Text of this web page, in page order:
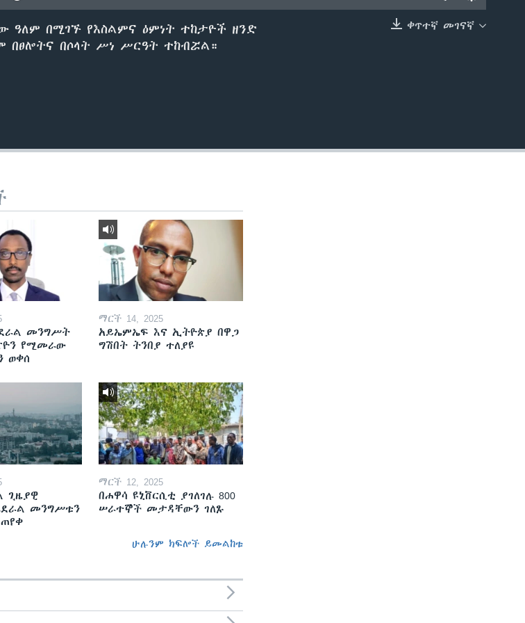
ቀጥተኛ መገናኛ
ዓለም በሚገኙ የእስልምና ዕምነት ተከታዮች ዘንድ
በፀሎትና በሶላት ሥነ ሥርዓት ተከብሯል።
መንግሥት
የሚመራው
ወቀሰ
ማርች 14, 2025
አይኤምኤፍ እና ኢትዮጵያ በዋጋ
ግሽበት ትንበያ ተለያዩ
ጊዜያዊ
መንግሥቱን
ማርች 12, 2025
በሐዋሳ ዩኒቨርሲቲ ያገለገሉ 800
ሠራተኞች መታዳቸውን ገለጹ
ሁሉንም ክፍሎች ይመልከቱ